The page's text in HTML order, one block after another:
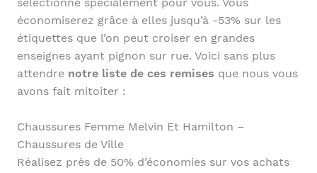
sélectionné spécialement pour vous. Vous
économiserez grâce à elles jusqu’à -53% sur les
étiquettes que l’on peut croiser en grandes
enseignes ayant pignon sur rue. Voici sans plus
attendre notre liste de ces remises que nous vous
avons fait mitoiter :
Chaussures Femme Melvin Et Hamilton –
Chaussures de Ville
Réalisez près de 50% d’économies sur vos achats